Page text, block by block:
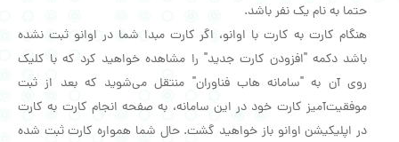
حتما به نام یک نفر باشد.
هنگام کارت به کارت با اوانو، اگر کارت مبدا شما در اوانو ثبت نشده
باشد دکمه "افزودن کارت جدید" را مشاهده خواهید کرد که با کلیک
روی آن به "سامانه هاب فناوران" منتقل می‌شوید که بعد از ثبت
موفقیت‌آمیز کارت خود در این سامانه، به صفحه انجام کارت به کارت
در اپلیکیشن اوانو باز خواهید گشت. حال شما همواره کارت ثبت شده